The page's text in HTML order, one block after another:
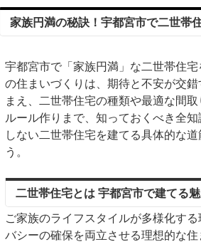
家族円満の秘訣！宇都宮市で二世帯
宇都宮市で「家族円満」な二世帯住
の住まいづくりは、期待と不安が交
まえ、二世帯住宅の種類や最適な間
ルール作りまで、知っておくべき全
しない二世帯住宅を建てる具体的な
う。
二世帯住宅とは 宇都宮市で建てる
ご家族のライフスタイルが多様化す
バシーの確保を両立させる理想的な